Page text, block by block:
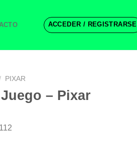
ACCEDER / REGISTRARSE
PIXAR
– Pixar